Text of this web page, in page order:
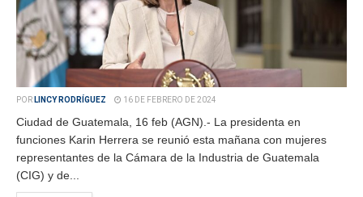
POR LINCY RODRÍGUEZ 16 DE FEBRERO DE 2024
Ciudad de Guatemala, 16 feb (AGN).- La presidenta en
funciones Karin Herrera se reunió esta mañana con mujeres
representantes de la Cámara de la Industria de Guatemala
(CIG) y de...